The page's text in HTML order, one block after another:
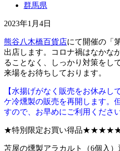
群馬県
2023年1月4日
熊谷八木橋百貨店にて開催の「
出店します。コロナ禍はなかな
ることなく、しっかり対策をし
来場をお待ちしております。
【水揚げがなく販売をお休みし
ケ冷燻製の販売を再開します。
すので、お早めにご利用ください
★特別限定お買い得品
苫屋の燻製アラカルト（6個入